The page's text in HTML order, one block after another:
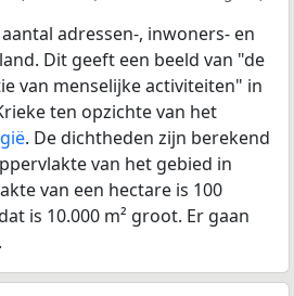
adressen-, inwoners- en
Dit geeft een beeld van "de
van menselijke activiteiten" in
ten opzichte van het
. De dichtheden zijn berekend
van het gebied in
van een hectare is 100
is 10.000 m² groot. Er gaan